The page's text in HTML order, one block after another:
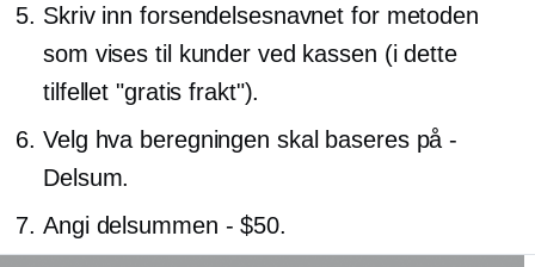
Skriv inn forsendelsesnavnet for metoden
som vises til kunder ved kassen (i dette
tilfellet "gratis frakt").
Velg hva beregningen skal baseres på-
Delsum.
Angi delsummen - $50.